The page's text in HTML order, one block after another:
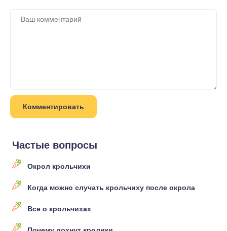
Частые вопросы
Окрол крольчихи
Когда можно случать крольчиху после окрола
Все о крольчихах